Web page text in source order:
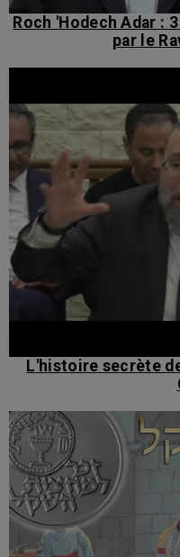
Roch 'Hodech Adar :
par le
L'histoire secrète